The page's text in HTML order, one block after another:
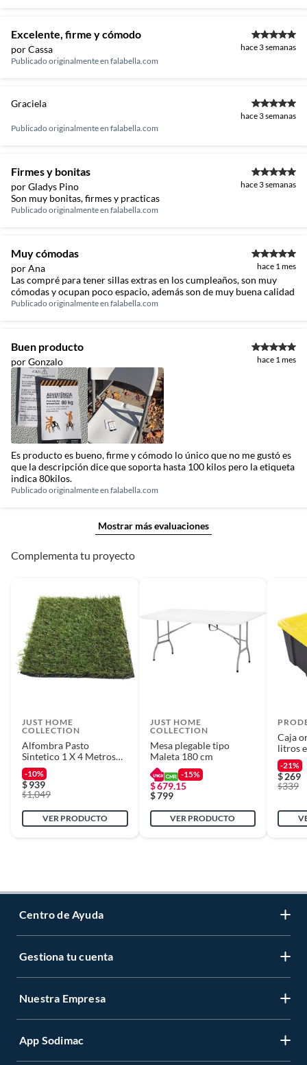
Excelente, firme y cómodo
por Cassa
hace 3 semanas
Publicado originalmente en falabella.com
Graciela
hace 3 semanas
Publicado originalmente en falabella.com
Firmes y bonitas
por Gladys Pino hace 3 semanas
Son muy bonitas, firmes y practicas
Publicado originalmente en falabella.com
Muy cómodas
por Ana hace 1 mes
Las compré para tener sillas extras en los cumpleaños, son muy
cómodas y ocupan poco espacio, además son de muy buena calidad
Publicado originalmente en falabella.com
Buen producto
por Gonzalo hace 1 mes
Es producto es bueno, firme y cómodo lo único que no me gustó es
que la descripción dice que soporta hasta 100 kilos pero la etiqueta
indica 80kilos.
Publicado originalmente en falabella.com
Mostrar más evaluaciones
Complementa tu proyecto
JUST HOME
COLLECTION
Alfombra Pasto
Sintetico 1 X 4 Metros
20 Mm
-10%
$939
$1,049
VER PRODUCTO
JUST HOME
COLLECTION
Mesa plegable tipo
Maleta 180 cm
-15%
$679.15
$799
VER PRODUCTO
Caja
litros
-21%
$269
$339
Centro de Ayuda
Servicio al Cliente
Venta a empresas
Gestiona tu cuenta
Gestiona tu cuenta
Nuestra Empresa
Nuestras tiendas
App Sodimac